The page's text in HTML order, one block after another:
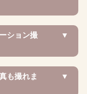
ション撮
も撮れま